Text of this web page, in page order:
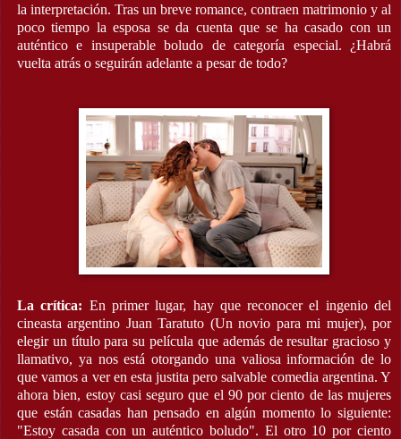
la interpretación. Tras un breve romance, contraen matrimonio y al
poco tiempo la esposa se da cuenta que se ha casado con un
auténtico e insuperable boludo de categoría especial. ¿Habrá
vuelta atrás o seguirán adelante a pesar de todo?
La crítica: En primer lugar, hay que reconocer el ingenio del
cineasta argentino Juan Taratuto (Un novio para mi mujer), por
elegir un título para su película que además de resultar gracioso y
llamativo, ya nos está otorgando una valiosa información de lo
que vamos a ver en esta justita pero salvable comedia argentina. Y
ahora bien, estoy casi seguro que el 90 por ciento de las mujeres
que están casadas han pensado en algún momento lo siguiente:
"Estoy casada con un auténtico boludo". El otro 10 por ciento